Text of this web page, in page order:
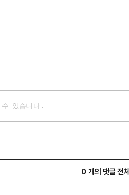
0 개의 댓글 전